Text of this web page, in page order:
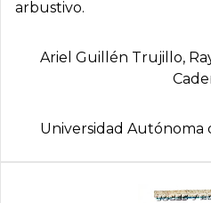
arbustivo.
Ariel Guillén Trujillo,
Universidad Autónoma